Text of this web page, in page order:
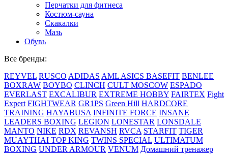
Перчатки для фитнеса
Костюм-сауна
Скакалки
Мазь
Обувь
Все бренды:
REYVEL RUSCO ADIDAS AML ASICS BASEFIT BENLEE
BOXRAW BOYBO CLINCH CULT MOSCOW ESPADO
EVERLAST EXCALIBUR EXTREME HOBBY FAIRTEX Fight
Expert FIGHTWEAR GR1PS Green Hill HARDCORE
TRAINING HAYABUSA INFINITE FORCE INSANE
LEADERS BOXING LEGION LONESTAR LONSDALE
MANTO NIKE RDX REVANSH RVCA STARFIT TIGER
MUAYTHAI TOP KING TWINS SPECIAL ULTIMATUM
BOXING UNDER ARMOUR VENUM Домашний тренажер